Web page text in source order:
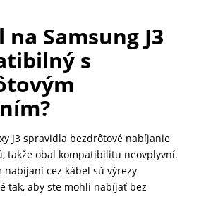
na Samsung J3
s
J3 spravidla bezdrôtové nabíjanie
takže obal kompatibilitu neovplyvní.
nabíjaní cez kábel sú výrezy
tak, aby ste mohli nabíjať bez